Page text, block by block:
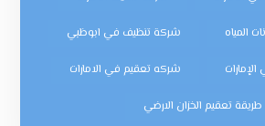
المياه شركة تنظيف في ابوظبي
شركه تعقيم في الامارات
طريقة تعقيم الخزان الارضي